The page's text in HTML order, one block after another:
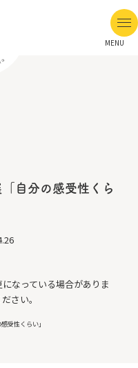
MENU
自分の感受性くら
なっている場合がありま
さい。
受性くらい」